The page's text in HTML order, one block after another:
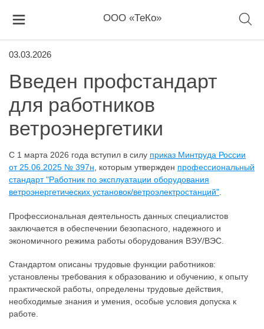
ООО «ТеКо»
03.03.2026
Введен профстандарт
для работников
ветроэнергетики
С 1 марта 2026 года вступил в силу приказ Минтруда России
от 25.06.2025 № 397н , которым утвержден профессиональный
стандарт "Работник по эксплуатации оборудования
ветроэнергетических установок/ветроэлектростанций"
Профессиональная деятельность данных специалистов
заключается в обеспечении безопасного, надежного и
экономичного режима работы оборудования ВЭУ/ВЭС.
Стандартом описаны трудовые функции работников:
установлены требования к образованию и обучению, к опыту
практической работы, определены трудовые действия,
необходимые знания и умения, особые условия допуска к
работе.